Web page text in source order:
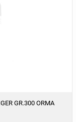
GR.300 ORMA